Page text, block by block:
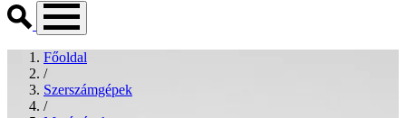
Főoldal
/
Szerszámgépek
/